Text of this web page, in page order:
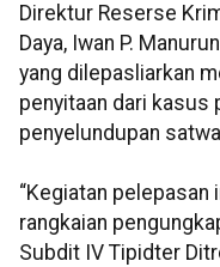
Direktur Reserse
Daya, Iwan P.
yang dilepasliarkan
penyitaan dari kasus
penyelundupan
“Kegiatan pelepasan
rangkaian
Subdit IV Tipidter